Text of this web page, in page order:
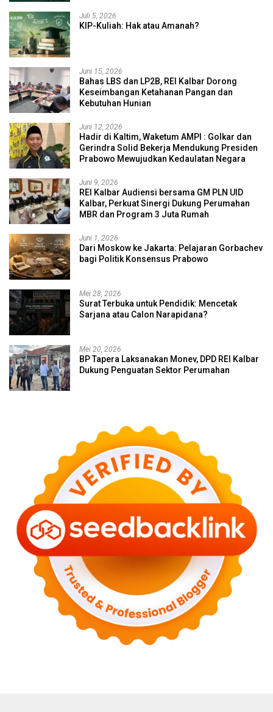
Juli 5, 2026
KIP-Kuliah: Hak atau Amanah?
Juni 15, 2026
Bahas LBS dan LP2B, REI Kalbar Dorong
Keseimbangan Ketahanan Pangan dan
Kebutuhan Hunian
Juni 12, 2026
Hadir di Kaltim, Waketum AMPI : Golkar dan
Gerindra Solid Bekerja Mendukung Presiden
Prabowo Mewujudkan Kedaulatan Negara
Juni 9, 2026
REI Kalbar Audiensi bersama GM PLN UID
Kalbar, Perkuat Sinergi Dukung Perumahan
MBR dan Program 3 Juta Rumah
Juni 1, 2026
Dari Moskow ke Jakarta: Pelajaran Gorbachev
bagi Politik Konsensus Prabowo
Mei 28, 2026
Surat Terbuka untuk Pendidik: Mencetak
Sarjana atau Calon Narapidana?
Mei 20, 2026
BP Tapera Laksanakan Monev, DPD REI Kalbar
Dukung Penguatan Sektor Perumahan